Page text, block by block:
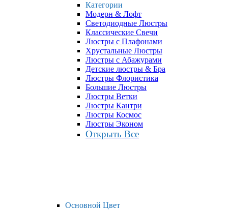
Категории
Модерн & Лофт
Светодиодные Люстры
Классические Свечи
Люстры с Плафонами
Хрустальные Люстры
Люстры с Абажурами
Детские люстры & Бра
Люстры Флористика
Большие Люстры
Люстры Ветки
Люстры Кантри
Люстры Космос
Люстры Эконом
Открыть Все
Основной Цвет